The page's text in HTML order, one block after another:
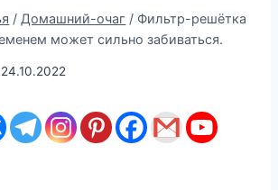
/ Домашний-очаг / Фильтр-решётка
может сильно забиваться.
24.10.2022